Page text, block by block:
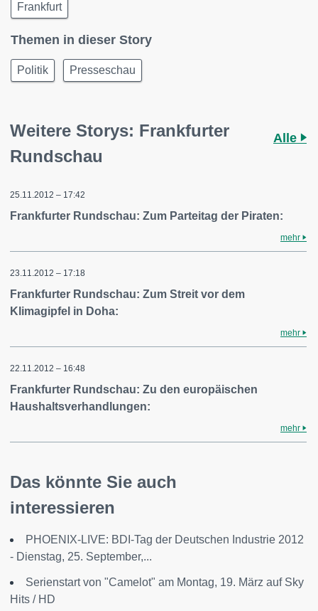
Frankfurt
Themen in dieser Story
Politik Presseschau
Weitere Storys: Frankfurter
Rundschau
Alle
25.11.2012 – 17:42
Frankfurter Rundschau: Zum Parteitag der Piraten:
mehr
23.11.2012 – 17:18
Frankfurter Rundschau: Zum Streit vor dem
Klimagipfel in Doha:
mehr
22.11.2012 – 16:48
Frankfurter Rundschau: Zu den europäischen
Haushaltsverhandlungen:
mehr
Das könnte Sie auch
interessieren
PHOENIX-LIVE: BDI-Tag der Deutschen Industrie 2012
- Dienstag, 25. September,...
Serienstart von "Camelot" am Montag, 19. März auf Sky
Hits / HD